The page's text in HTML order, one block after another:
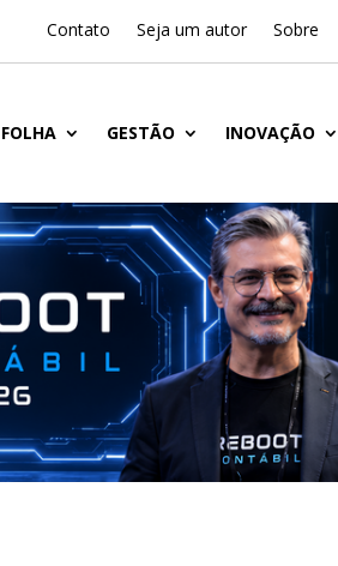
Contato Seja um autor Sobre
FOLHA GESTÃO INOVAÇÃO